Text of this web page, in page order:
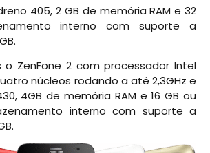
405, 2 GB de memória RAM e 32
interno com suporte a
ZenFone 2 com processador Intel
núcleos rodando a até 2,3GHz e
4GB de memória RAM e 16 GB ou
interno com suporte a